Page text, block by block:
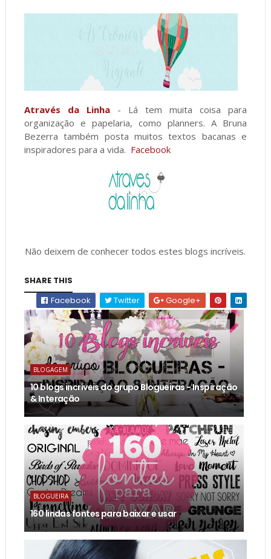
Através da Linha- Lá tem muita coisa para
organização e papelaria, como planners. A Bruna
Bezerra também posta muitos textos bacanas e
inspiradores para a vida. Facebook
Não deixem de conhecer todos estes blogs incríveis.
SHARE THIS
Facebook
Twitter Google+
BLOGAGEM
10 blogs incríveis do grupo Blogueiras - Inspiração
& Interação
BLOGUEIRA
160 lindas fontes para baixar e usar